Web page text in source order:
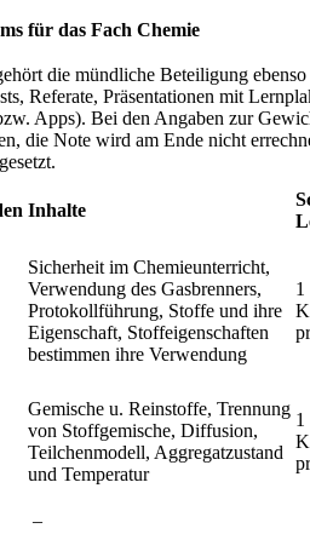
für das Fach Chemie
die mündliche Beteiligung
Referate, Präsentationen mit
Apps). Bei den Angaben zur
die Note wird am Ende nicht
Inhalte
Sicherheit im Chemieunterricht,
Verwendung des Gasbrenners,
Protokollführung, Stoffe und ihre
Eigenschaft, Stoffeigenschaften
bestimmen ihre Verwendung
1
Gemische u. Reinstoffe, Trennung
von Stoffgemische, Diffusion,
Teilchenmodell, Aggregatzustand
und Temperatur
1
–